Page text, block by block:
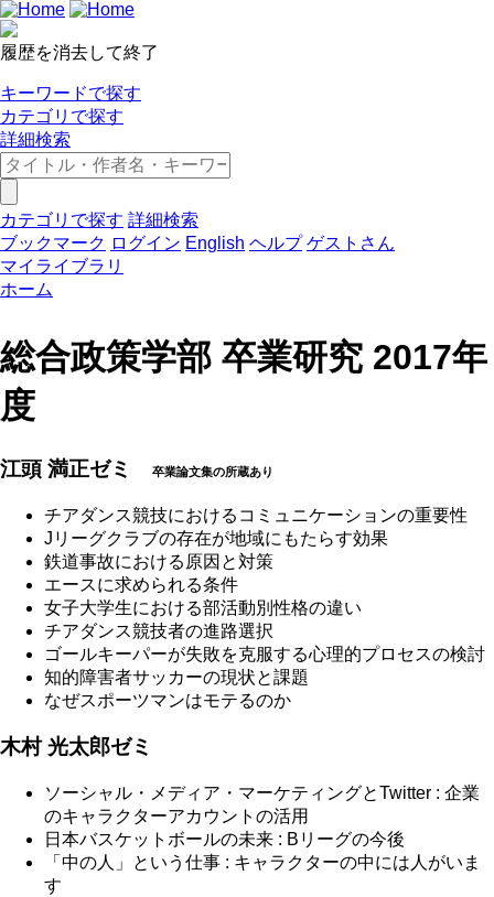
履歴を消去して終了
キーワードで探す
カテゴリで探す
詳細検索
カテゴリで探す 詳細検索
ブックマーク ログイン English ヘルプ ゲストさん
マイライブラリ
ホーム
総合政策学部 卒業研究 2017年
度
江頭 満正ゼミ 卒業論文集の所蔵あり
チアダンス競技におけるコミュニケーションの重要性
Jリーグクラブの存在が地域にもたらす効果
鉄道事故における原因と対策
エースに求められる条件
女子大学生における部活動別性格の違い
チアダンス競技者の進路選択
ゴールキーパーが失敗を克服する心理的プロセスの検討
知的障害者サッカーの現状と課題
なぜスポーツマンはモテるのか
木村 光太郎ゼミ
ソーシャル・メディア・マーケティングとTwitter : 企業
のキャラクターアカウントの活用
日本バスケットボールの未来 : Bリーグの今後
「中の人」という仕事 : キャラクターの中には人がいま
す